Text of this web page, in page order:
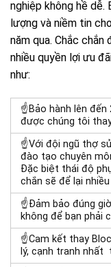
nghiệp không hề
lượng và niềm tin
năm qua. Chắc
nhiều quyền lợi ưu
như:
☝Bảo hành lên đến
được chúng tôi
☝Với đội ngũ thợ
đào tạo chuyên
Đặc biệt thái độ
chắn sẽ để lại
☝Đảm bảo đúng
không để bạn phải
☝Cam kết thay
lý, cạnh tranh nhất